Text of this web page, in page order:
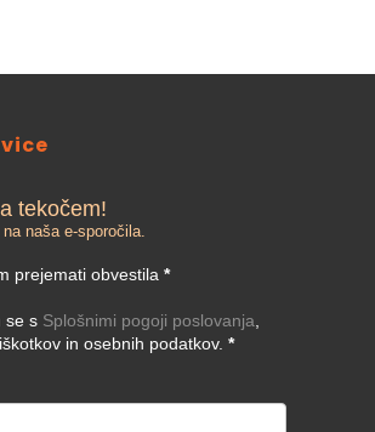
tekočem!
naša e-sporočila.
prejemati obvestila *
se s Splošnimi pogoji poslovanja
in osebnih podatkov. *